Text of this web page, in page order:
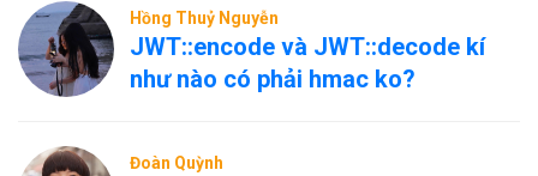
Hồng Thuỷ Nguyễn
JWT::encode và JWT::decode kí
như nào có phải hmac ko?
Đoàn Quỳnh